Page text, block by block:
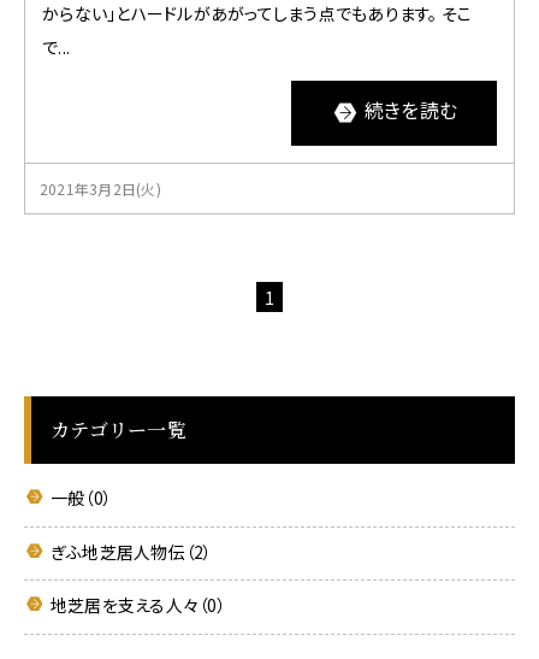
カテゴリー一覧
一般（0）
ぎふ地芝居人物伝（2）
地芝居を支える人々（0）
からない」とハードルがあがってしまう点でもあります。 そこ
で...
続きを読む
2021年3月2日(火)
1